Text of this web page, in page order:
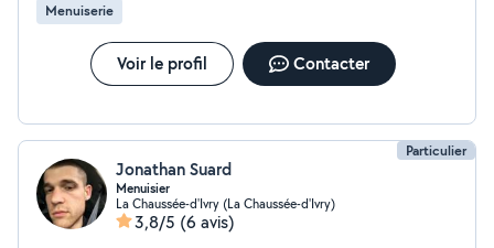
Menuiserie
Voir le profil Contacter
Particulier
Jonathan Suard
Menuisier
La Chaussée-d'Ivry (La Chaussée-d'Ivry)
3,8/5 (6 avis)